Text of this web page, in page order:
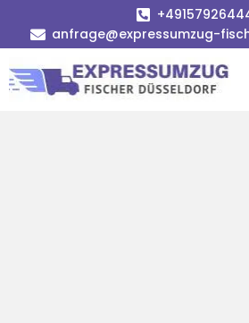
anfrage@expressumzug-